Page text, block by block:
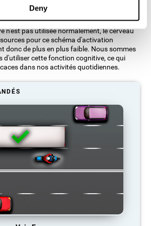
Deny
pour économiser des ressources, il a
les connexions inutilisées. Ainsi, si une
n'est pas utilisée normalement, le cerveau
pour ce schéma d'activation
donc de plus en plus faible. Nous sommes
d'utiliser cette fonction cognitive, ce qui
dans nos activités quotidiennes.